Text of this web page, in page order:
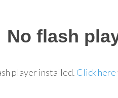
No flash
player installed. Click here